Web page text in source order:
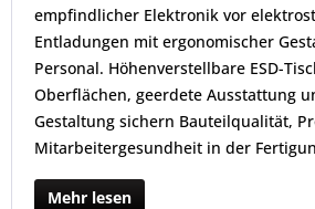
empfindlicher Elektronik vor
Entladungen mit ergonomischer
Personal. Höhenverstellbare ESD-
Oberflächen, geerdete Ausstattung
Gestaltung sichern Bauteilqualität,
Mitarbeitergesundheit in der
Mehr lesen